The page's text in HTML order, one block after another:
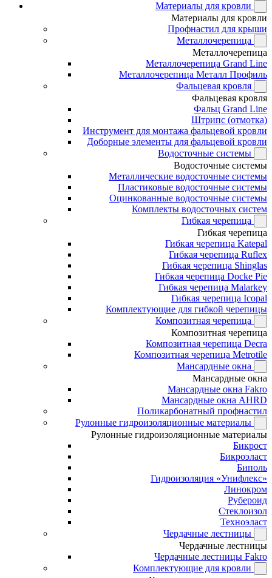
Материалы для кровли
Материалы для кровли
Профнастил для крыши
Металлочерепица
Металлочерепица
Металлочерепица Grand Line
Металлочерепица Металл Профиль
Фальцевая кровля
Фальцевая кровля
Фальц Grand Line
Штрипс (отмотка)
Инструмент для монтажа фальцевой кровли
Доборные элементы для фальцевой кровли
Водосточные системы
Водосточные системы
Металлические водосточные системы
Пластиковые водосточные системы
Оцинкованные водосточные системы
Комплекты водосточных систем
Гибкая черепица
Гибкая черепица
Гибкая черепица Katepal
Гибкая черепица Ruflex
Гибкая черепица Shinglas
Гибкая черепица Docke Pie
Гибкая черепица Malarkey
Гибкая черепица Icopal
Комплектующие для гибкой черепицы
Композитная черепица
Композитная черепица
Композитная черепица Decra
Композитная черепица Metrotile
Мансардные окна
Мансардные окна
Мансардные окна Fakro
Мансардные окна AHRD
Поликарбонатный профнастил
Рулонные гидроизоляционные материалы
Рулонные гидроизоляционные материалы
Бикрост
Бикроэласт
Биполь
Гидроизоляция «Унифлекс»
Линокром
Рубероид
Стеклоизол
Техноэласт
Чердачные лестницы
Чердачные лестницы
Чердачные лестницы Fakro
Комплектующие для кровли